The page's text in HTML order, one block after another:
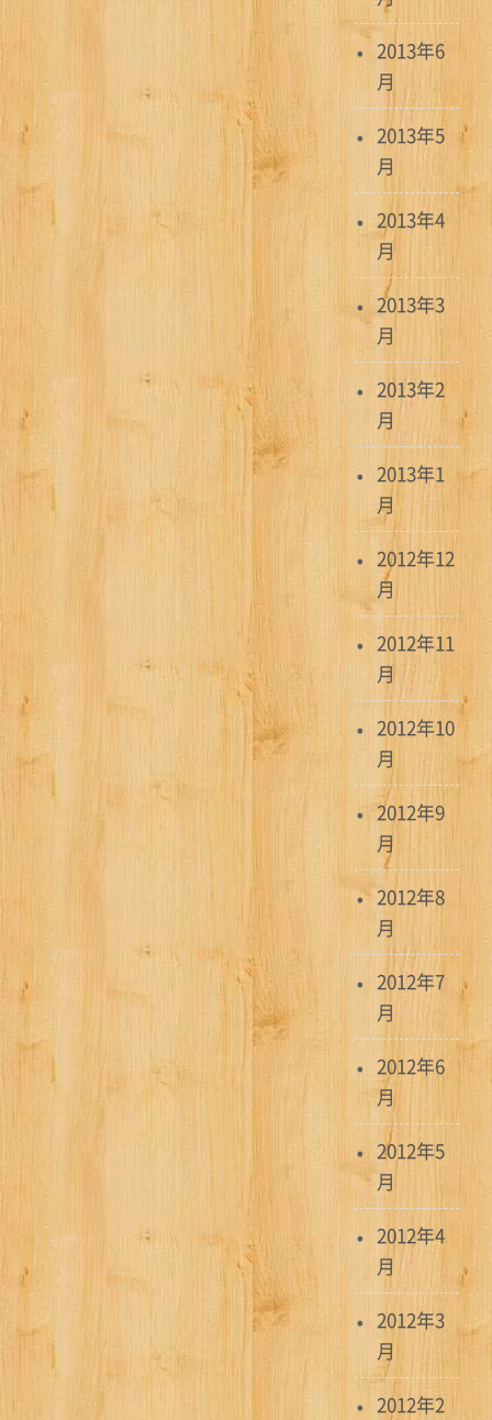
2013年6
月
2013年5
月
2013年4
月
2013年3
月
2013年2
月
2013年1
月
2012年12
月
2012年11
月
2012年10
月
2012年9
月
2012年8
月
2012年7
月
2012年6
月
2012年5
月
2012年4
月
2012年3
月
2012年2